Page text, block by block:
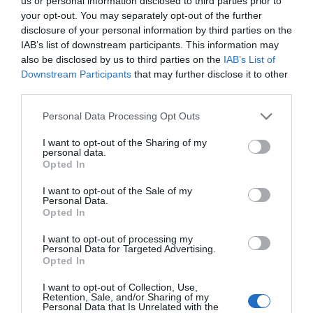
your opt-out. You may separately opt-out of the further
disclosure of your personal information by third parties on the
IAB’s list of downstream participants. This information may
also be disclosed by us to third parties on the IAB’s List of
Downstream Participants that may further disclose it to other
Personal Data Processing Opt Outs
I want to opt-out of the Sharing of my
personal data.
Opted In
I want to opt-out of the Sale of my
Personal Data.
Opted In
I want to opt-out of processing my
Personal Data for Targeted Advertising.
Opted In
I want to opt-out of Collection, Use,
Retention, Sale, and/or Sharing of my
Personal Data that Is Unrelated with the
hasta ahora no parece que se haya entendido en
muchos entornos políticos y sociales. Esta tendrá
que ser la tarea de VIA Empresa, explicar la
realidad abriendo la puerta a aquellas ideas que
nos acerquen a un futuro durable y solidario, el
único futuro posible.
Añadir
de Google de forma gratuita
Mantente informado con las últimas noticias de
actualidad
ACTIVAR AHORA